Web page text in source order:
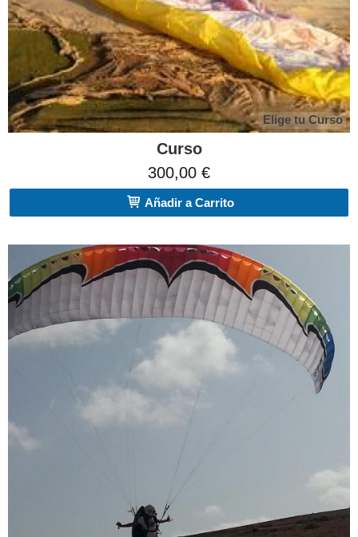
Elige tu Curso
Curso
300,00 €
Añadir a Carrito